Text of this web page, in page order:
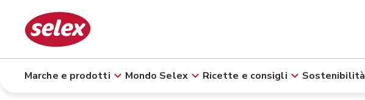
Marche e prodotti Mondo Selex Ricette e consigli Sostenibilità